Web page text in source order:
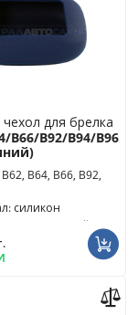
для брелка
B66/B92/B94/B96
B64, B66, B92,
силикон
тёмно-синий